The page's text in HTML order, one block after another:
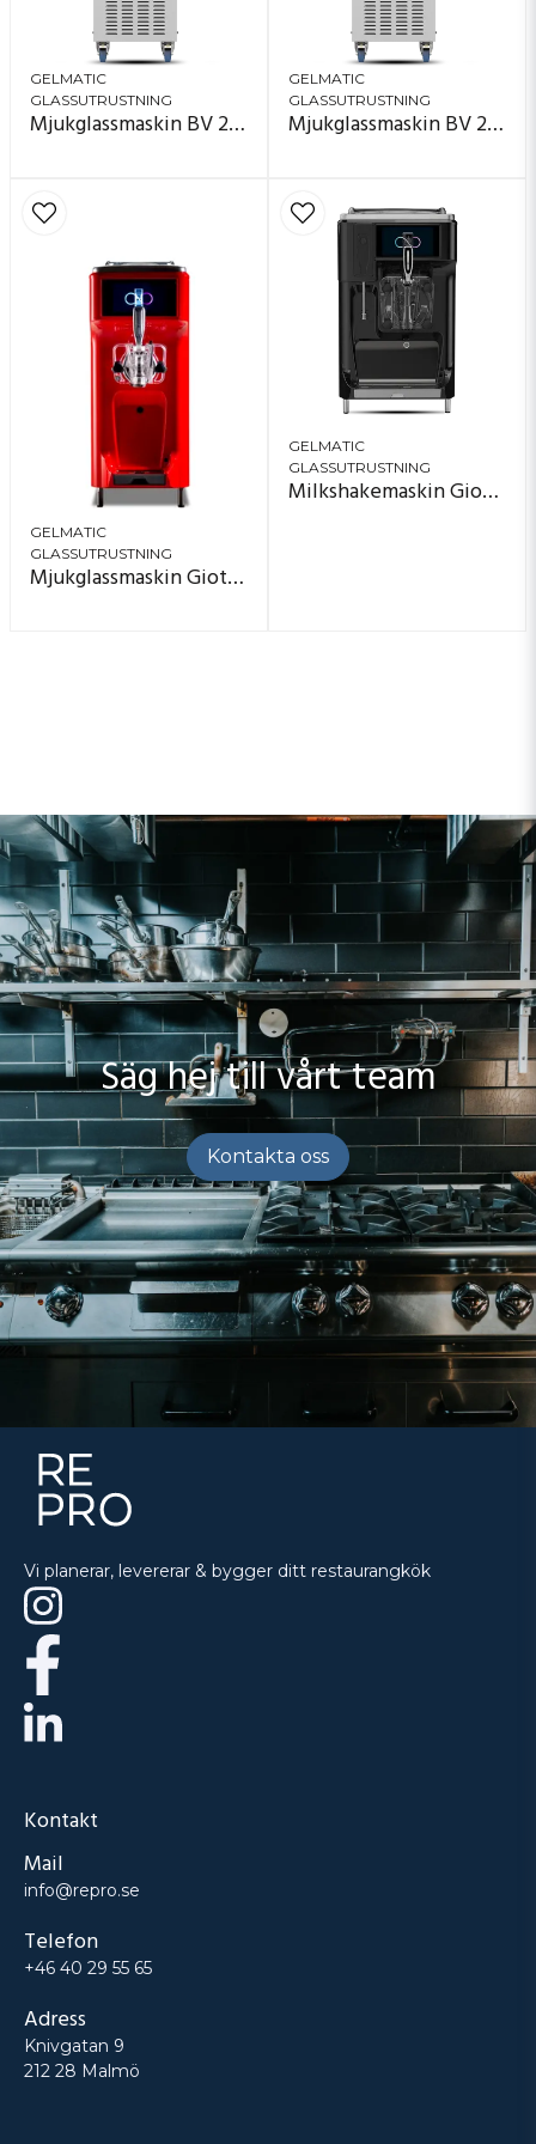
GELMATIC
GLASSUTRUSTNING
Mjukglassmaskin BV 261 HTP
GELMATIC
GLASSUTRUSTNING
Mjukglassmaskin BV 255 HTP
GELMATIC
GLASSUTRUSTNING
Mjukglassmaskin Giotto 11
GELMATIC
GLASSUTRUSTNING
Milkshakemaskin Giotto DR 14
Säg hej till vårt team
Kontakta oss
Vi planerar, levererar & bygger ditt restaurangkök
Kontakt
Mail
info@repro.se
Telefon
+46 40 29 55 65
Adress
Knivgatan 9
212 28 Malmö